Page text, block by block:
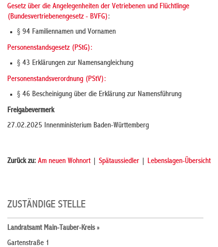
Gesetz über die Angelegenheiten der Vetriebenen und Flüchtlinge
(Bundesvertriebenengesetz - BVFG):
§ 94 Familiennamen und Vornamen
Personenstandsgesetz (PStG):
§ 43 Erklärungen zur Namensangleichung
Personenstandsverordnung (PStV):
§ 46 Bescheinigung über die Erklärung zur Namensführung
Freigabevermerk
27.02.2025 Innenministerium Baden-Württemberg
Zurück zu: Am neuen Wohnort Spätaussiedler Lebenslagen-Übersicht
ZUSTÄNDIGE STELLE
Landratsamt Main-Tauber-Kreis »
Gartenstraße 1